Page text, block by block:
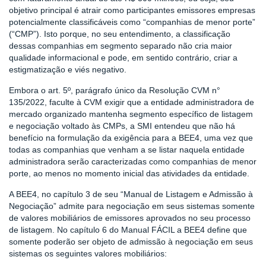
objetivo principal é atrair como participantes emissores empresas
potencialmente classificáveis como “companhias de menor porte”
(“CMP”). Isto porque, no seu entendimento, a classificação
dessas companhias em segmento separado não cria maior
qualidade informacional e pode, em sentido contrário, criar a
estigmatização e viés negativo.
Embora o art. 5º, parágrafo único da Resolução CVM n°
135/2022, faculte à CVM exigir que a entidade administradora de
mercado organizado mantenha segmento específico de listagem
e negociação voltado às CMPs, a SMI entendeu que não há
benefício na formulação da exigência para a BEE4, uma vez que
todas as companhias que venham a se listar naquela entidade
administradora serão caracterizadas como companhias de menor
porte, ao menos no momento inicial das atividades da entidade.
A BEE4, no capítulo 3 de seu “Manual de Listagem e Admissão à
Negociação” admite para negociação em seus sistemas somente
de valores mobiliários de emissores aprovados no seu processo
de listagem. No capítulo 6 do Manual FÁCIL a BEE4 define que
somente poderão ser objeto de admissão à negociação em seus
sistemas os seguintes valores mobiliários: